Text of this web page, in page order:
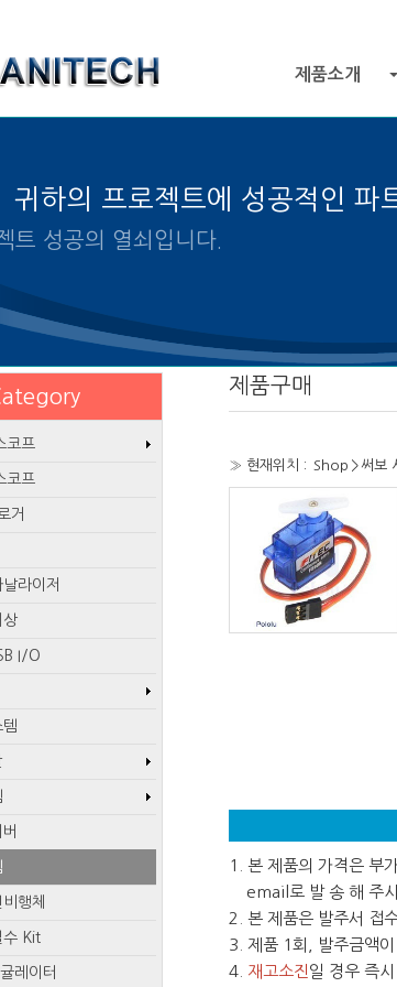
제품소개
귀하의 프로젝트에 성공적인 파
제품의 선택은 프로젝트 성공의 열쇠입
제품구매
» 현재위치 : Shop > 써보
1. 본 제품의 가격은 부
email로 발 송 해 주시
2. 본 제품은 발주서 접
3. 제품 1회, 발주금액
4. 재고소진 일 경우 즉
코프
코프
거
라이저
상
I/O
템
행체
수 Kit
레이터